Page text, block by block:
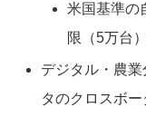
米国基準の
限（5万台
デジタル・農
タのクロスボ